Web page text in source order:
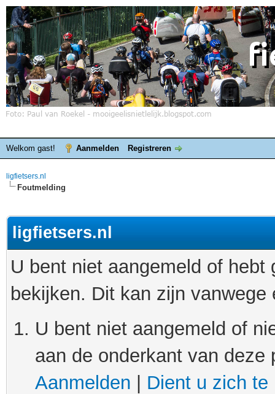
Welkom gast! Aanmelden Registreren
ligfietsers.nl
Foutmelding
ligfietsers.nl
U bent niet aangemeld of
bekijken. Dit kan zijn
U bent niet aangemeld of
aan de onderkant van
Aanmelden
Dient u zich te